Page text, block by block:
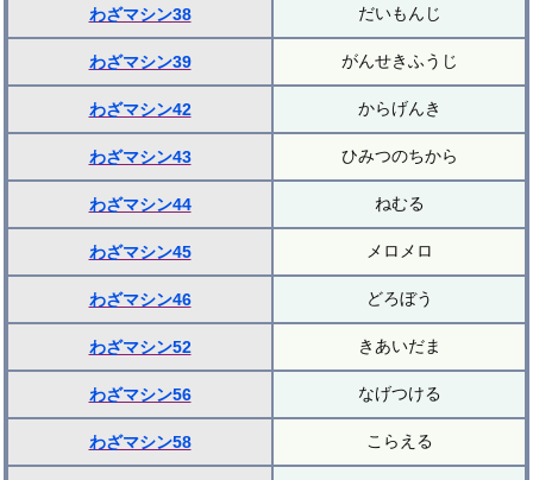
わざマシン38 だいもんじ
わざマシン39 がんせきふうじ
わざマシン42 からげんき
わざマシン43 ひみつのちから
わざマシン44 ねむる
わざマシン45 メロメロ
わざマシン46 どろぼう
わざマシン52 きあいだま
わざマシン56 なげつける
わざマシン58 こらえる